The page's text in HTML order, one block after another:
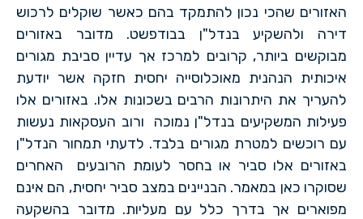
האזורים שהכי נכון להתמקד בהם כאשר שוקלים לרכוש
דירה ולהשקיע בנדל"ן בבודפשט. מדובר באזורים
מבוקשים ביותר, קרובים למרכז אך עדיין סביבת מגורים
איכותית הנהנית מאוכלוסייה יחסית חזקה אשר יודעת
להעריך את היתרונות הרבים בשכונות אלו. באזורים אלו
פעילות המשקיעים בנדל"ן נמוכה ורוב העסקאות נעשות
עם רוכשים למטרת מגורים בלבד. לדעתי תמחור הנדל"ן
באזורים אלו סביר או בחסר לעומת הרובעים האחרים
שסוקרו כאן במאמר. הבניינים במצב סביר יחסית, הם אינם
מפוארים אך בדרך כלל עם מעליות. מדובר בהשקעה